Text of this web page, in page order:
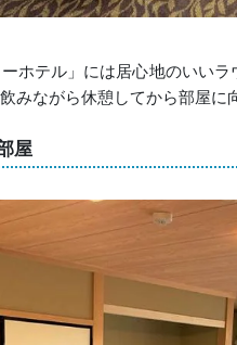
ホテル」には居心地のいい
みながら休憩してから部屋に
屋